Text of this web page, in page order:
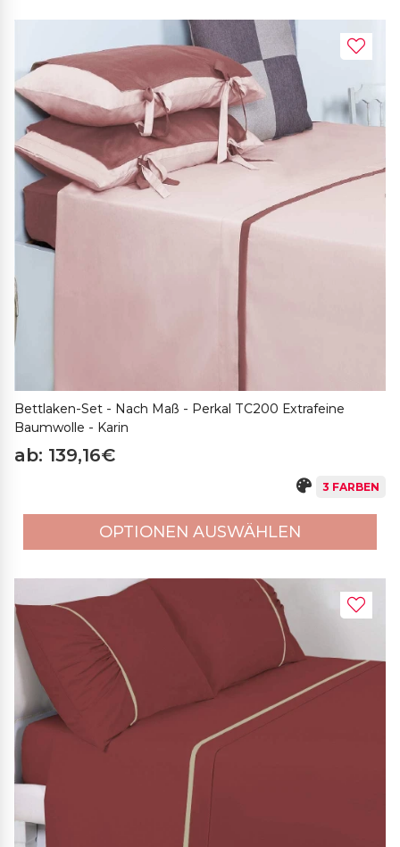
Bettlaken-Set - Nach Maß - Perkal TC200 Extrafeine
Baumwolle - Karin
ab: 139,16€
3 FARBEN
OPTIONEN AUSWÄHLEN